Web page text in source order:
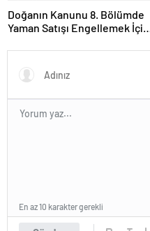
Doğanın Kanunu 8. Bölümde
Yaman Satışı Engellemek İçin
En az 10 karakter gerekli